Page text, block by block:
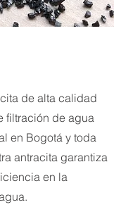
de alta calidad
filtración de agua
en Bogotá y toda
antracita garantiza
en la